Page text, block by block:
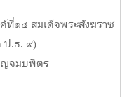
ที่๑๔ สมเด็จพระสังฆราช
ป.ธ. ๙)
ญจมบพิตร